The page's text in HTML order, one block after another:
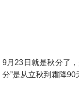
9月23日就是秋分了
分”是从立秋到霜降90